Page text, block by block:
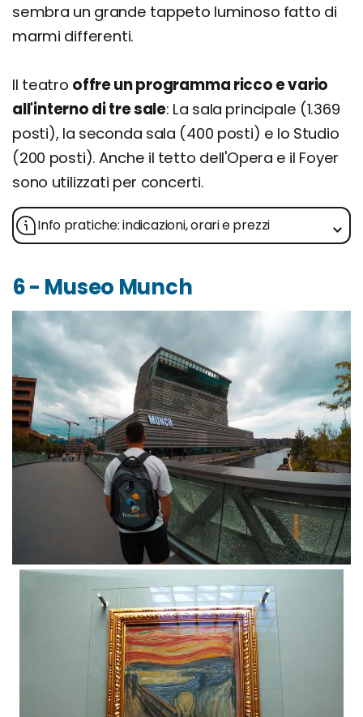
sembra un grande tappeto luminoso fatto di
marmi differenti.
Il teatro offre un programma ricco e vario
all'interno di tre sale: La sala principale (1.369
posti), la seconda sala (400 posti) e lo Studio
(200 posti). Anche il tetto dell'Opera e il Foyer
sono utilizzati per concerti.
Info pratiche: indicazioni, orari e prezzi
6 - Museo Munch